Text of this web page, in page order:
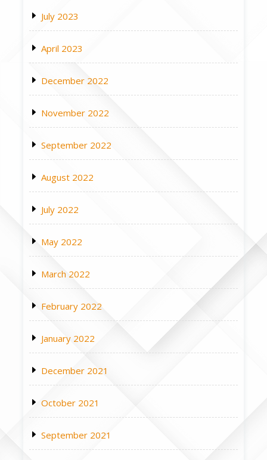
July 2023
April 2023
December 2022
November 2022
September 2022
August 2022
July 2022
May 2022
March 2022
February 2022
January 2022
December 2021
October 2021
September 2021